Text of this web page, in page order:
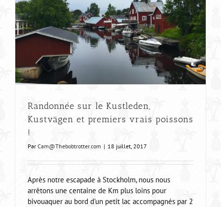
Randonnée sur le Kustleden,
Kustvägen et premiers vrais poissons
!
Par Cam@Thebobtrotter.com | 18 juillet, 2017
Après notre escapade à Stockholm, nous nous
arrêtons une centaine de Km plus loins pour
bivouaquer au bord d’un petit lac accompagnés par 2